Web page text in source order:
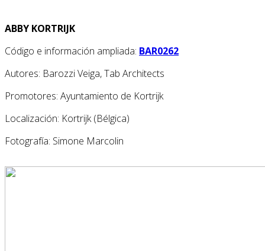
ABBY KORTRIJK
Código e información ampliada: BAR0262
Autores: Barozzi Veiga, Tab Architects
Promotores: Ayuntamiento de Kortrijk
Localización: Kortrijk (Bélgica)
Fotografía: Simone Marcolin